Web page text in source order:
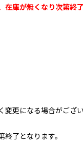
在庫が無くなり次第終
更になる場合がござ
了となります。